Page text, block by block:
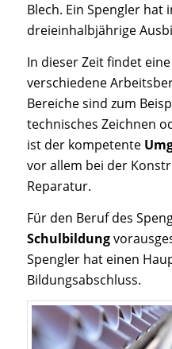
Blech. Ein Spengler hat
dreieinhalbjährige
In dieser Zeit findet
verschiedene
Bereiche sind zum
technisches Zeichnen
ist der kompetente
vor allem bei der
Reparatur.
Für den Beruf des
Schulbildung
Spengler hat einen
Bildungsabschluss.